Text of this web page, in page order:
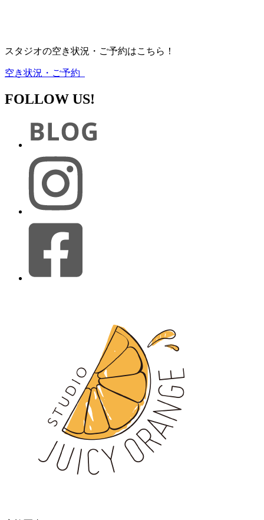
スタジオの空き状況・ご予約はこちら！
空き状況・ご予約
FOLLOW US!